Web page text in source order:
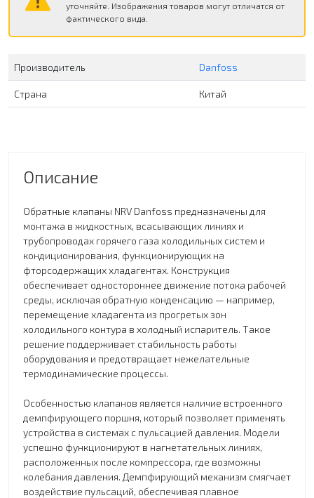
уточняйте. Изображения товаров могут отличатся от
фактического вида.
Производитель Danfoss
Страна Китай
Описание
Обратные клапаны NRV Danfoss предназначены для
монтажа в жидкостных, всасывающих линиях и
трубопроводах горячего газа холодильных систем и
кондиционирования, функционирующих на
фторсодержащих хладагентах. Конструкция
обеспечивает одностороннее движение потока рабочей
среды, исключая обратную конденсацию — например,
перемещение хладагента из прогретых зон
холодильного контура в холодный испаритель. Такое
решение поддерживает стабильность работы
оборудования и предотвращает нежелательные
термодинамические процессы.
Особенностью клапанов является наличие встроенного
демпфирующего поршня, который позволяет применять
устройства в системах с пульсацией давления. Модели
успешно функционируют в нагнетательных линиях,
расположенных после компрессора, где возможны
колебания давления. Демпфирующий механизм смягчает
воздействие пульсаций, обеспечивая плавное